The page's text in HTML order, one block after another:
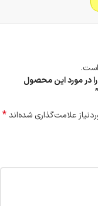
را در مورد این محصول
علامت‌گذاری شده‌اند*